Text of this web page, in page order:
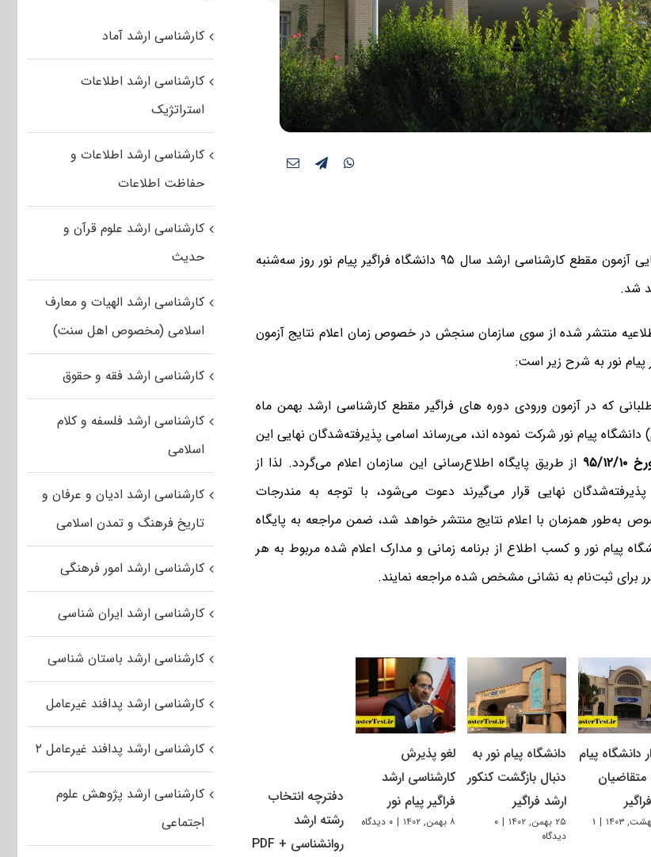
اسامی پذیرفته‌شدگان نهایی آزمون مقطع کارشناسی ارشد سال ۹۵ دانشگاه فراگیر پیام نور روز سه‌شنبه
منتشر شده از سوی سازمان سنجش در خصوص زمان اعلام نتایج آزمون
که در آزمون ورودی دوره های فراگیر مقطع کارشناسی ارشد بهمن ماه
دانشگاه پیام نور شرکت نموده اند، می‌رساند اسامی پذیرفته‌شدگان نهایی این
۱۰
از طریق پایگاه اطلاع‌رسانی این سازمان اعلام می‌گردد. لذا از
نهایی قرار می‌گیرند دعوت می‌شود، با توجه به مندرجات
به‌طور همزمان با اعلام نتایج منتشر خواهد شد، ضمن مراجعه به پایگاه
پیام نور و کسب ‌اطلاع از برنامه زمانی و مدارک اعلام شده مربوط به هر
برای ثبت‌نام به نشانی مشخص شده مراجعه نمایند.
دانشگاه پیام
متقاضیان
| ۱
دانشگاه پیام نور به
دنبال بازگشت کنکور
ارشد فراگیر
۲۵ بهمن, ۱۴۰۲ | ۰
دیدگاه
لغو پذیرش
کارشناسی ارشد
فراگیر پیام نور
۸ بهمن, ۱۴۰۲ | ۰ دیدگاه
دفترچه انتخاب
رشته ارشد
روانشناسی + PDF
کارشناسی ارشد آماد
کارشناسی ارشد اطلاعات
استراتژیک
کارشناسی ارشد اطلاعات و
حفاظت اطلاعات
کارشناسی ارشد علوم قرآن و
حدیث
کارشناسی ارشد الهیات و معارف
اسلامی (مخصوص اهل سنت)
کارشناسی ارشد فقه و حقوق
کارشناسی ارشد فلسفه و کلام
اسلامی
کارشناسی ارشد ادیان و عرفان و
تاریخ فرهنگ و تمدن اسلامی
کارشناسی ارشد امور فرهنگی
کارشناسی ارشد ایران شناسی
کارشناسی ارشد باستان شناسی
کارشناسی ارشد پدافند غیرعامل
کارشناسی ارشد پدافند غیرعامل ۲
کارشناسی ارشد پژوهش علوم
اجتماعی